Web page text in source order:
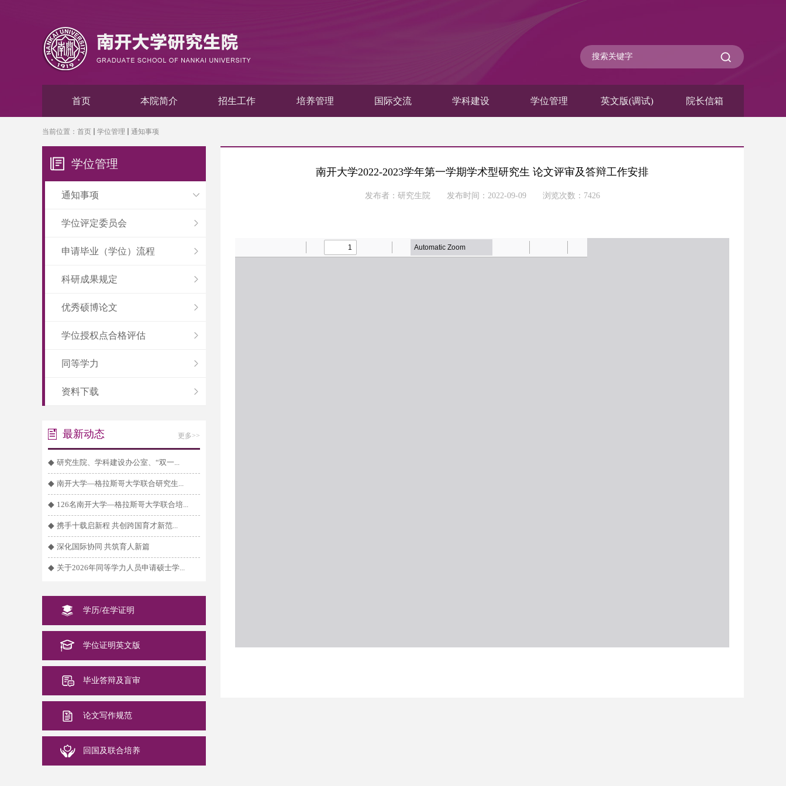
首页 本院简介 招生工作 培养管理 国际交流 学科建设 学位管理 英文版(调试) 院长信箱
当前位置： 首页 学位管理 通知事项
学位管理
通知事项
学位评定委员会
申请毕业（学位）流程
科研成果规定
优秀硕博论文
学位授权点合格评估
同等学力
资料下载
最新动态 更多>>
◆ 研究生院、学科建设办公室、“双一...
◆ 南开大学—格拉斯哥大学联合研究生...
◆ 126名南开大学—格拉斯哥大学联合培...
◆ 携手十载启新程 共创跨国育才新范...
◆ 深化国际协同 共筑育人新篇
◆ 关于2026年同等学力人员申请硕士学...
学历/在学证明
学位证明英文版
毕业答辩及盲审
论文写作规范
回国及联合培养
南开大学2022-2023学年第一学期学术型研究生 论文评审及答辩工作安排
发布者：研究生院 发布时间：2022-09-09 浏览次数： 7426